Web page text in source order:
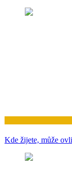
Kde žijete, může